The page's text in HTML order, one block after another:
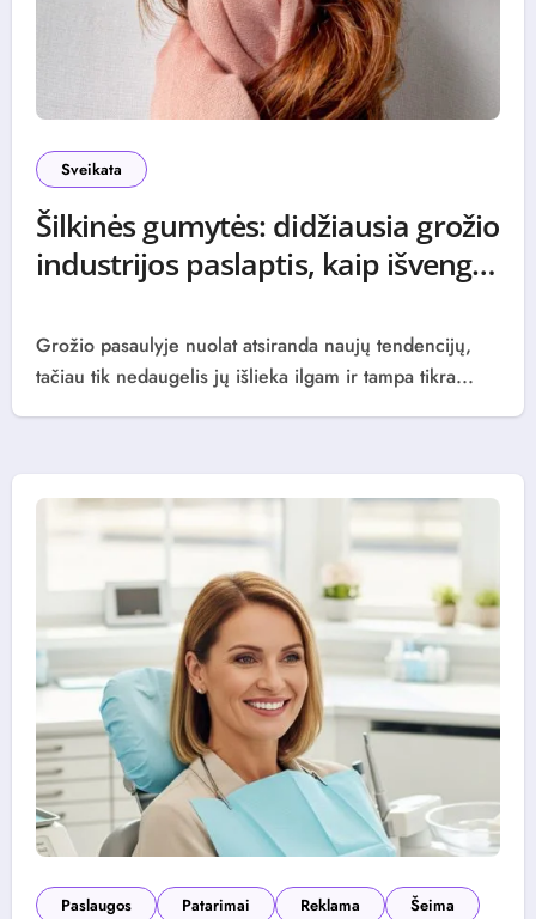
Sveikata
Šilkinės gumytės: didžiausia grožio
industrijos paslaptis, kaip išvengti
Grožio pasaulyje nuolat atsiranda naujų tendencijų,
tačiau tik nedaugelis jų išlieka ilgam ir tampa tikra...
Paslaugos Patarimai Reklama
Šeima